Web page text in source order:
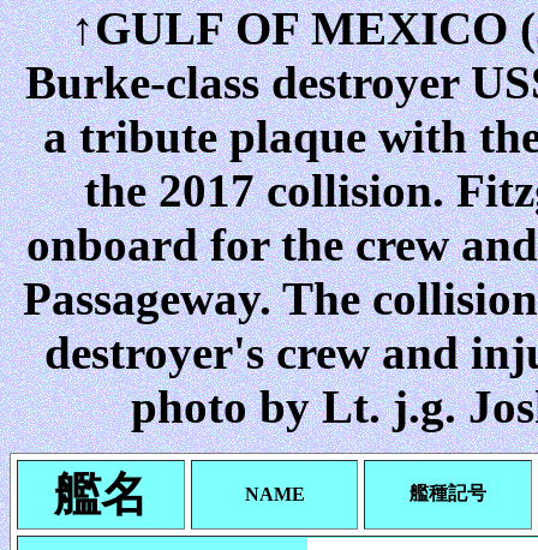
↑GULF OF MEXICO
Burke-class destroyer
a tribute plaque with
the 2017 collision.
onboard for the crew
Passageway. The
destroyer's crew and
photo by Lt. j.g.
艦名
NAME 艦種記号